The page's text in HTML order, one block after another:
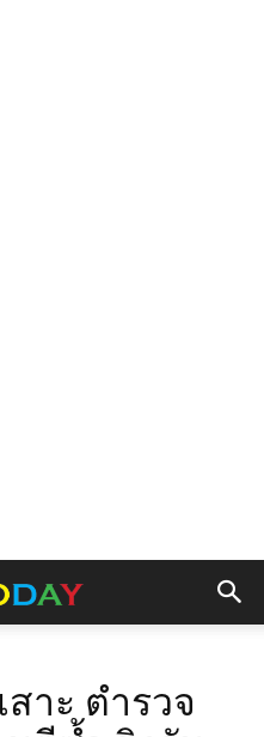
าะ ตำรวจ